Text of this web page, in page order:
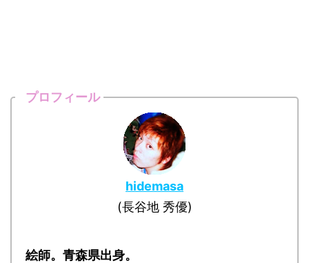
プロフィール
hidemasa
(長谷地 秀優)
絵師。青森県出身。